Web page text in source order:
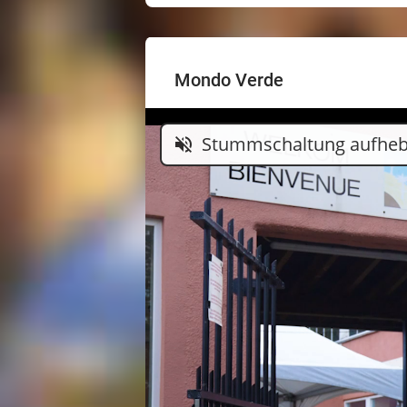
Mondo Verde
volume_off Stummschaltung